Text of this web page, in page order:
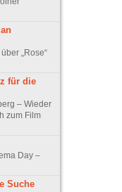
„Rose“
für die
– Wieder
zum Film
Day –
Suche